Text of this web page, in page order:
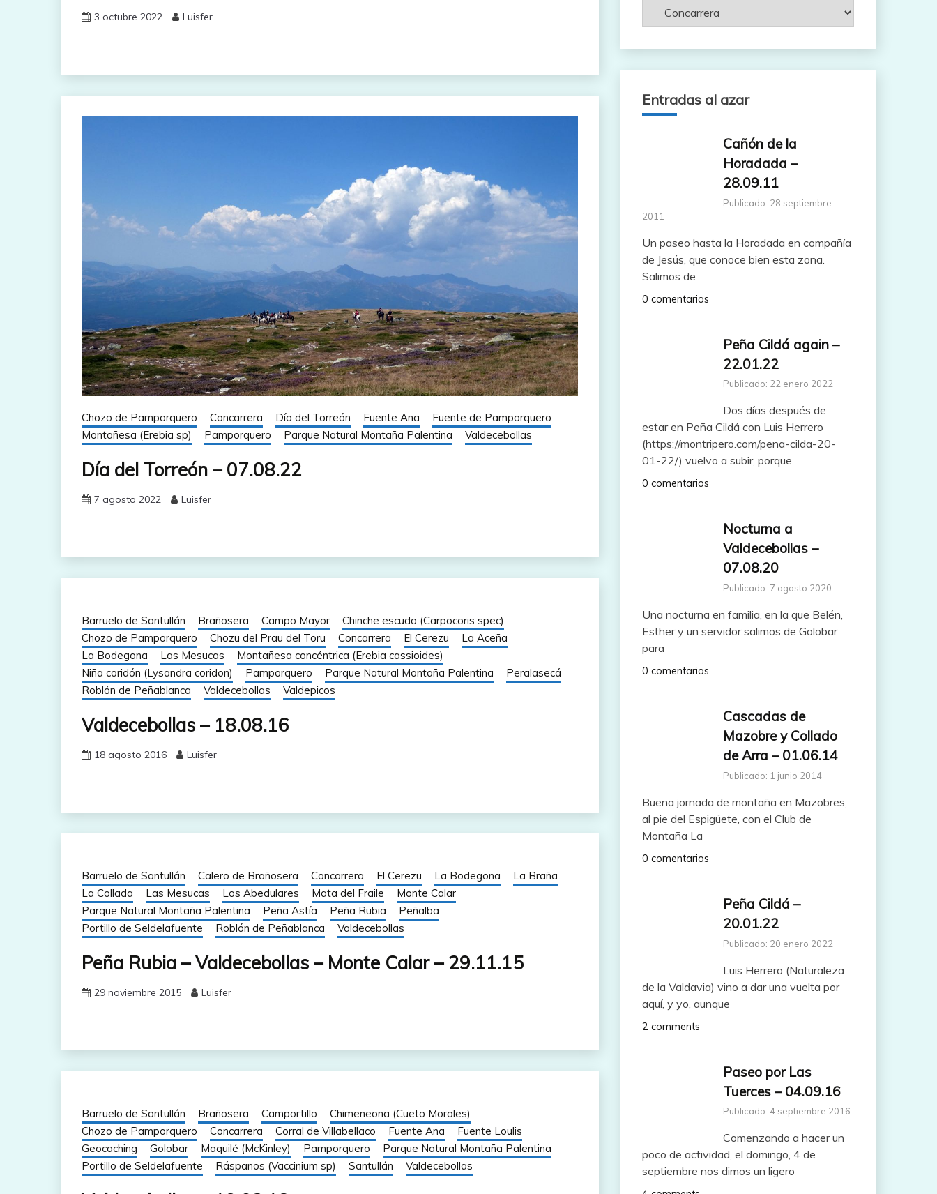
3 octubre 2022 Luisfer
Chozo de Pamporquero Concarrera Día del Torreón Fuente Ana
Fuente de Pamporquero
Montañesa (Erebia sp)
Pamporquero Parque Natural Montaña Palentina Valdecebollas
Día del Torreón – 07.08.22
7 agosto 2022 Luisfer
Barruelo de Santullán Brañosera Campo Mayor
Chinche escudo (Carpocoris spec)
Chozo de Pamporquero
Chozu del Prau del Toru Concarrera El Cerezu
La Aceña
La Bodegona
Las Mesucas
Montañesa concéntrica (Erebia cassioides)
Niña coridón (Lysandra coridon)
Pamporquero Parque Natural Montaña Palentina
Peralasecá
Roblón de Peñablanca
Valdecebollas Valdepicos
Valdecebollas – 18.08.16
18 agosto 2016 Luisfer
Barruelo de Santullán Calero de Brañosera Concarrera El Cerezu La Bodegona
La Braña
La Collada
Las Mesucas Los Abedulares Mata del Fraile
Monte Calar
Parque Natural Montaña Palentina
Peña Astía Peña Rubia
Peñalba
Portillo de Seldelafuente
Roblón de Peñablanca Valdecebollas
Peña Rubia – Valdecebollas – Monte Calar – 29.11.15
29 noviembre 2015 Luisfer
Barruelo de Santullán Brañosera Camportillo
Chimeneona (Cueto Morales)
Chozo de Pamporquero
Concarrera Corral de Villabellaco Fuente Ana
Fuente Loulis
Geocaching
Golobar Maquilé (McKinley) Pamporquero
Parque Natural Montaña Palentina
Portillo de Seldelafuente
Ráspanos (Vaccinium sp) Santullán Valdecebollas
Entradas al azar
Cañón de la
Horadada –
28.09.11
Publicado: 28 septiembre
2011
Un paseo hasta la Horadada en compañía
de Jesús, que conoce bien esta zona.
Salimos de
0 comentarios
Peña Cildá again –
22.01.22
Publicado: 22 enero 2022
Dos días después de
estar en Peña Cildá con Luis Herrero
(https://montripero.com/pena-cilda-20-
01-22/) vuelvo a subir, porque
0 comentarios
Nocturna a
Valdecebollas –
07.08.20
Publicado: 7 agosto 2020
Una nocturna en familia, en la que Belén,
Esther y un servidor salimos de Golobar
para
0 comentarios
Cascadas de
Mazobre y Collado
de Arra – 01.06.14
Publicado: 1 junio 2014
Buena jornada de montaña en Mazobres,
al pie del Espigüete, con el Club de
Montaña La
0 comentarios
Peña Cildá –
20.01.22
Publicado: 20 enero 2022
Luis Herrero (Naturaleza
de la Valdavia) vino a dar una vuelta por
aquí, y yo, aunque
2 comments
Paseo por Las
Tuerces – 04.09.16
Publicado: 4 septiembre 2016
Comenzando a hacer un
poco de actividad, el domingo, 4 de
septiembre nos dimos un ligero